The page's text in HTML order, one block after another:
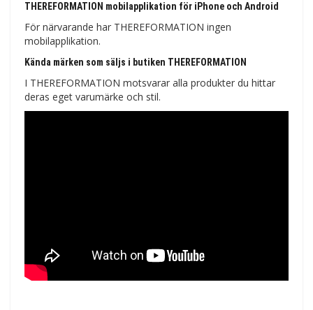
THEREFORMATION mobilapplikation för iPhone och Android
För närvarande har THEREFORMATION ingen
mobilapplikation.
Kända märken som säljs i butiken THEREFORMATION
I THEREFORMATION motsvarar alla produkter du hittar
deras eget varumärke och stil.